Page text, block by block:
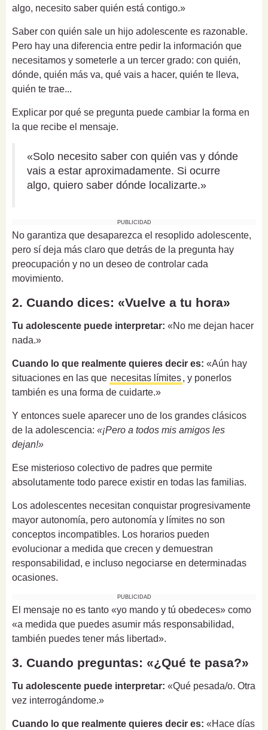
algo, necesito saber quién está contigo.»
Saber con quién sale un hijo adolescente es razonable.
Pero hay una diferencia entre pedir la información que
necesitamos y someterle a un tercer grado: con quién,
dónde, quién más va, qué vais a hacer, quién te lleva,
quién te trae...
Explicar por qué se pregunta puede cambiar la forma en
la que recibe el mensaje.
«Solo necesito saber con quién vas y dónde
vais a estar aproximadamente. Si ocurre
algo, quiero saber dónde localizarte.»
PUBLICIDAD
No garantiza que desaparezca el resoplido adolescente,
pero sí deja más claro que detrás de la pregunta hay
preocupación y no un deseo de controlar cada
movimiento.
2. Cuando dices: «Vuelve a tu hora»
Tu adolescente puede interpretar: «No me dejan hacer
nada.»
Cuando lo que realmente quieres decir es: «Aún hay
situaciones en las que necesitas límites, y ponerlos
también es una forma de cuidarte.»
Y entonces suele aparecer uno de los grandes clásicos
de la adolescencia: «¡Pero a todos mis amigos les
dejan!»
Ese misterioso colectivo de padres que permite
absolutamente todo parece existir en todas las familias.
Los adolescentes necesitan conquistar progresivamente
mayor autonomía, pero autonomía y límites no son
conceptos incompatibles. Los horarios pueden
evolucionar a medida que crecen y demuestran
responsabilidad, e incluso negociarse en determinadas
ocasiones.
PUBLICIDAD
El mensaje no es tanto «yo mando y tú obedeces» como
«a medida que puedes asumir más responsabilidad,
también puedes tener más libertad».
3. Cuando preguntas: «¿Qué te pasa?»
Tu adolescente puede interpretar: «Qué pesada/o. Otra
vez interrogándome.»
Cuando lo que realmente quieres decir es: «Hace días